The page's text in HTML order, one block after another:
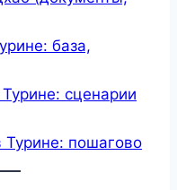
база,
сценарии
Турине: пошагово